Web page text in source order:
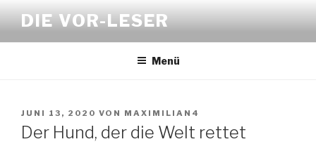
Inhalt
springen
DIE VOR-LESER
Menü
VERÖFFENTLICHT
AM
JUNI 13, 2020 VON MAXIMILIAN4
Der Hund, der die Welt rettet